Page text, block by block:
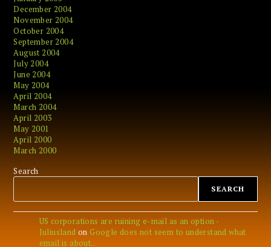
December 2004
November 2004
October 2004
September 2004
August 2004
July 2004
June 2004
May 2004
April 2004
March 2004
April 2003
May 2001
April 2000
March 2000
Search
SEARCH
US corporations are ruining e-mail as an option -
Juliusland on Google does not seem to understand what
email is about..